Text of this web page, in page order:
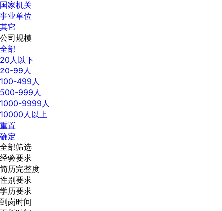
国家机关
事业单位
其它
公司规模
全部
20人以下
20-99人
100-499人
500-999人
1000-9999人
10000人以上
重置
确定
全部筛选
经验要求
简历完整度
性别要求
学历要求
到岗时间